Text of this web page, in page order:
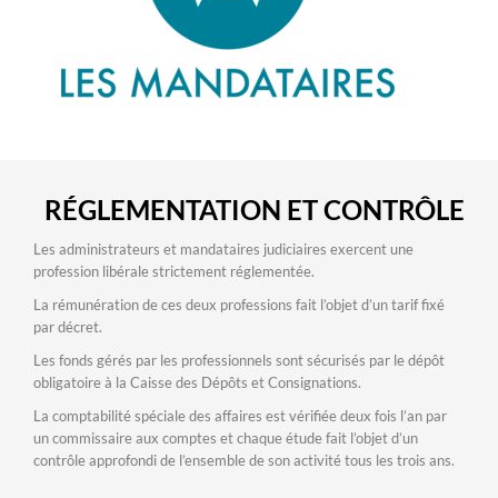
RÉGLEMENTATION ET CONTRÔLE
Les administrateurs et mandataires judiciaires exercent une
profession libérale strictement réglementée.
La rémunération de ces deux professions fait l’objet d’un tarif fixé
par décret.
Les fonds gérés par les professionnels sont sécurisés par le dépôt
obligatoire à la Caisse des Dépôts et Consignations.
La comptabilité spéciale des affaires est vérifiée deux fois l’an par
un commissaire aux comptes et chaque étude fait l’objet d’un
contrôle approfondi de l’ensemble de son activité tous les trois ans.